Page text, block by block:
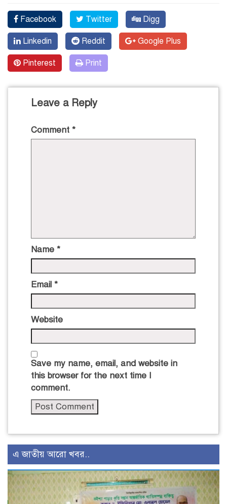
Facebook Twitter Digg
Linkedin Reddit Google Plus
Pinterest Print
Leave a Reply
Comment *
Name *
Email *
Website
Save my name, email, and website in
this browser for the next time I
comment.
এ জাতীয় আরো খবর..